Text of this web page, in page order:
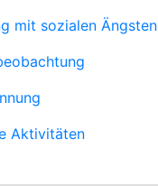
mit sozialen Ängsten
Aktivitäten